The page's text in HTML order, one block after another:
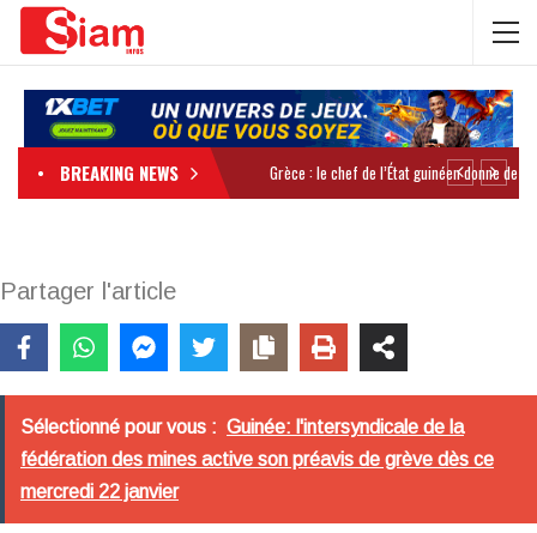
BREAKING NEWS
Partager l'article
Sélectionné pour vous : Guinée: l'intersyndicale de la
fédération des mines active son préavis de grève dès ce
mercredi 22 janvier